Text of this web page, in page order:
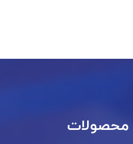
محصولات